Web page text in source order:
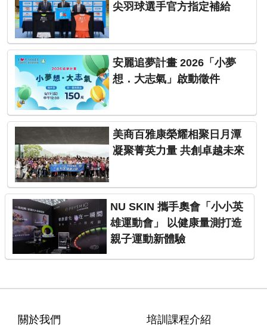
尖羽球選手官方指定補給
安麗追夢計畫 2026「小夢
想．大志氣」啟動徵件
美商百雅康榮耀相聚日月潭
凝聚菁英力量 共創卓越未來
NU SKIN 攜手奧會「小小英
雄運動會」 以健康量測打造
親子運動新體驗
關於我們
培訓課程介紹